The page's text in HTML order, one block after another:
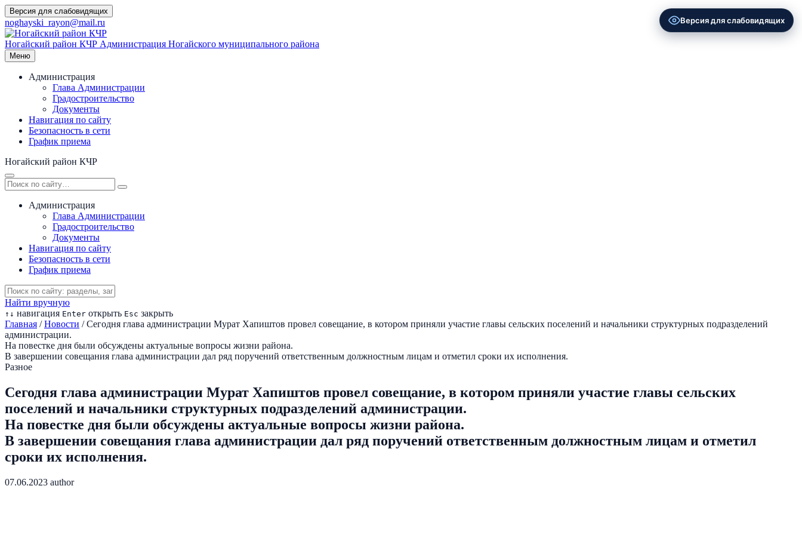
Перейти
к
содержимому
Версия для слабовидящих
noghayski_rayon@mail.ru
Ногайский район КЧР Администрация Ногайского муниципального района
Меню
Администрация
Глава Администрации
Градостроительство
Документы
Навигация по сайту
Безопасность в сети
График приема
Ногайский район КЧР
Администрация
Глава Администрации
Градостроительство
Документы
Навигация по сайту
Безопасность в сети
График приема
Найти вручную
↑ ↓ навигация Enter открыть Esc закрыть
Главная / Новости / Сегодня глава администрации Мурат Хапиштов провел совещание, в котором приняли участие главы сельских поселений и начальники структурных подразделений
администрации.
На повестке дня были обсуждены актуальные вопросы жизни района.
В завершении совещания глава администрации дал ряд поручений ответственным должностным лицам и отметил сроки их исполнения.
Разное
Сегодня глава администрации Мурат Хапиштов провел совещание, в котором приняли участие главы сельских
поселений и начальники структурных подразделений администрации.
На повестке дня были обсуждены актуальные вопросы жизни района.
В завершении совещания глава администрации дал ряд поручений ответственным должностным лицам и отметил
сроки их исполнения.
07.06.2023 author
Версия для слабовидящих